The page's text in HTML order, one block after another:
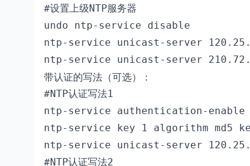
#设置上级NTP服务器
undo ntp-service disable
ntp-service unicast-server
ntp-service unicast-server
带认证的写法（可选）：
#NTP认证写法1
ntp-service authentication-enable
ntp-service key 1 algorithm md5
ntp-service unicast-server
#NTP认证写法2